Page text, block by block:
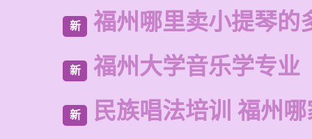
新 福州哪里卖小提琴的
新 福州大学音乐学专业
新 民族唱法培训 福州